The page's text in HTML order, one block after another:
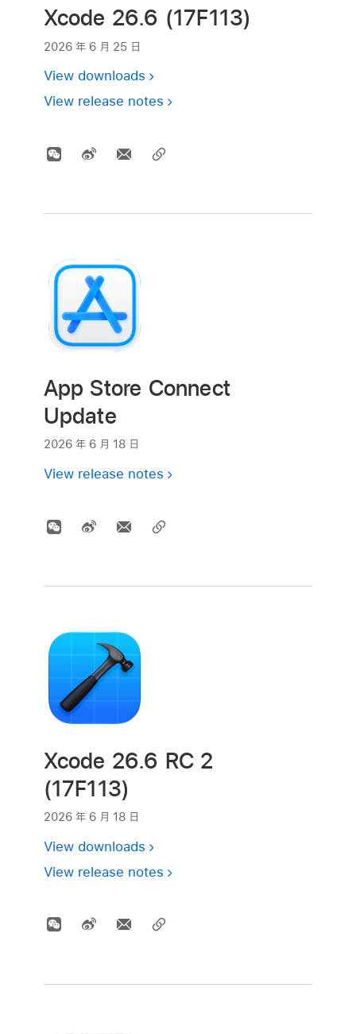
Xcode 26.6 (17F113)
2026 年 6 月 25 日
View downloads
View release notes
App Store Connect
Update
2026 年 6 月 18 日
View release notes
Xcode 26.6 RC 2
(17F113)
2026 年 6 月 18 日
View downloads
View release notes